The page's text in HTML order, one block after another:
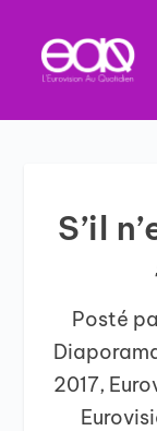
S’il
Posté
2017,